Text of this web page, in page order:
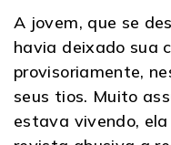
A jovem, que se
havia deixado sua
provisoriamente,
seus tios. Muito
estava vivendo,